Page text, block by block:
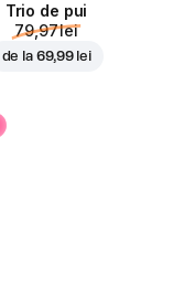
Trio de pui
79,97 lei
de la 69,99 lei